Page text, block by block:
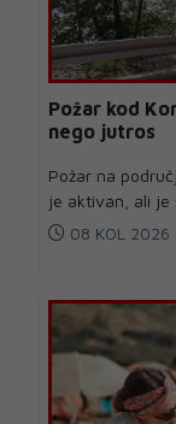
Požar kod
nego jutros
Požar na
je aktivan, ali je
08 KOL 2026